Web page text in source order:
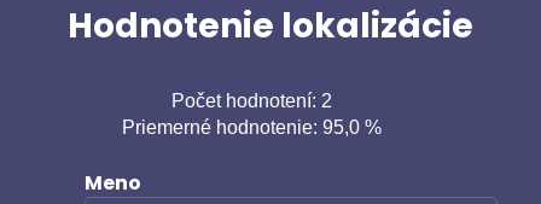
Hodnotenie lokalizácie
Počet hodnotení: 2
Priemerné hodnotenie: 95,0 %
Meno